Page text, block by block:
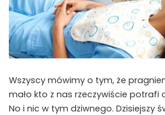
Wszyscy mówimy o tym, że
mało kto z nas rzeczywiście potrafi
No i nic w tym dziwnego. Dzisiejszy